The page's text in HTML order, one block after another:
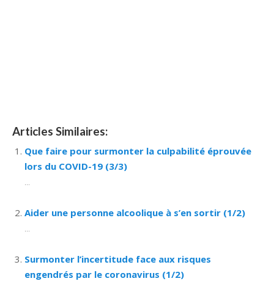
Articles Similaires:
Que faire pour surmonter la culpabilité éprouvée
lors du COVID-19 (3/3)
Aider une personne alcoolique à s’en sortir (1/2)
Surmonter l’incertitude face aux risques
engendrés par le coronavirus (1/2)